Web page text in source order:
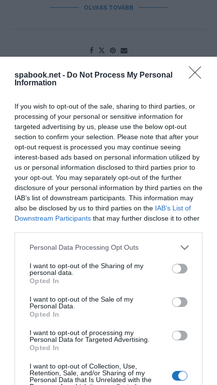
spabook.net - Do Not Process My Personal
Information
If you wish to opt-out of the sale, sharing to third parties, or
processing of your personal or sensitive information for
targeted advertising by us, please use the below opt-out
section to confirm your selection. Please note that after your
opt-out request is processed you may continue seeing
interest-based ads based on personal information utilized by
us or personal information disclosed to third parties prior to
your opt-out. You may separately opt-out of the further
disclosure of your personal information by third parties on the
IAB’s list of downstream participants. This information may
also be disclosed by us to third parties on the IAB’s List of
Downstream Participants that may further disclose it to other
Please note that this website/app uses one or more Google
not limited to your visit or usage behaviour. You may click to
grant or deny consent to Google and its third-party tags to
use your data for below specified purposes in below Google
consent section.
Personal Data Processing Opt Outs
I want to opt-out of the Sharing of my
personal data.
Opted In
I want to opt-out of the Sale of my
Personal Data.
Opted In
I want to opt-out of processing my
Personal Data for Targeted Advertising.
Opted In
I want to opt-out of Collection, Use,
Retention, Sale, and/or Sharing of my
Personal Data that Is Unrelated with the
OLVASS TOVÁBB
JÖNNEK A MICHELIN-DÍJAS WELLNESS
SZÁLLODÁK, MEGVANNAK AZ ELSŐ JELÖLTEK
Arts Décoratifs-ban adja át első alkalommal
Michelin Wellness Award
Spabook.net . Az új elismerés olyan szállodákat kíván
kitüntetni, amelyek szolgáltatásaik középpontjába a
testi-lelki feltöltődést állítják.
OLVASS TOVÁBB